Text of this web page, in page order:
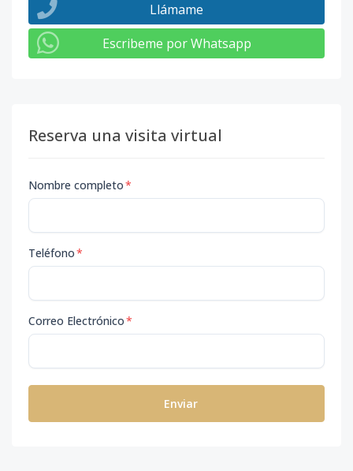
Llámame
Escribeme por Whatsapp
Reserva una visita virtual
Nombre completo*
Teléfono*
Correo Electrónico*
Enviar